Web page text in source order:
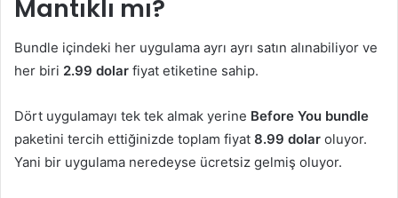
Mantıklı mı?
Bundle içindeki her uygulama ayrı ayrı satın alınabiliyor ve
her biri 2.99 dolar fiyat etiketine sahip.
Dört uygulamayı tek tek almak yerine Before You bundle
paketini tercih ettiğinizde toplam fiyat 8.99 dolar oluyor.
Yani bir uygulama neredeyse ücretsiz gelmiş oluyor.